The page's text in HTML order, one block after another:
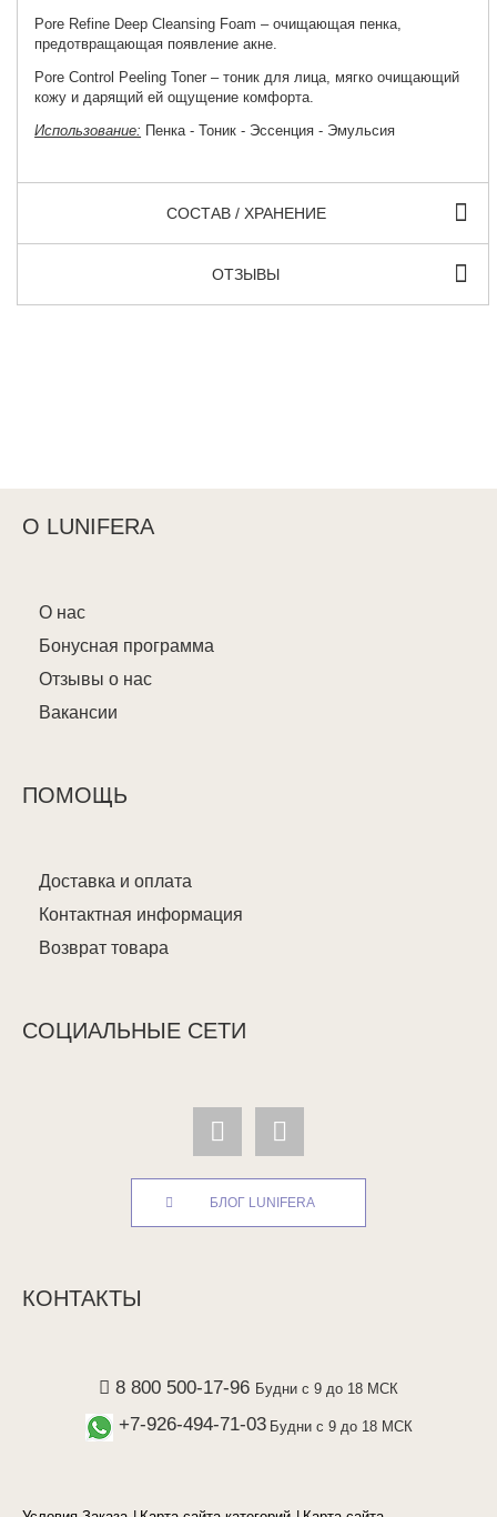
Pore Refine Deep Cleansing Foam – очищающая пенка,
предотвращающая появление акне.
Pore Control Peeling Toner – тоник для лица, мягко очищающий
кожу и дарящий ей ощущение комфорта.
Использование: Пенка - Тоник - Эccенция - Эмульсия
СОСТАВ / ХРАНЕНИЕ
ОТЗЫВЫ
О LUNIFERA
О нас
Бонусная программа
Отзывы о нас
Вакансии
ПОМОЩЬ
Доставка и оплата
Контактная информация
Возврат товара
СОЦИАЛЬНЫЕ СЕТИ
БЛОГ LUNIFERA
КОНТАКТЫ
8 800 500-17-96 Будни с 9 до 18 МСК
+7-926-494-71-03 Будни с 9 до 18 МСК